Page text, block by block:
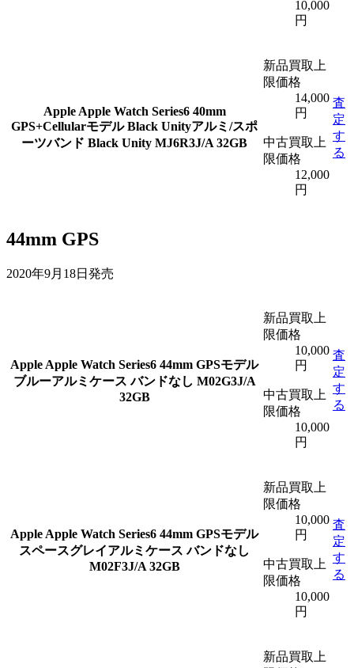
10,000
円
Apple Apple Watch Series6 40mm
GPS+Cellularモデル Black Unityアルミ/スポ
ーツバンド Black Unity MJ6R3J/A 32GB
新品買取上
限価格
14,000
円
中古買取上
限価格
12,000
円
査
定
す
る
44mm GPS
2020年9月18日発売
Apple Apple Watch Series6 44mm GPSモデル
ブルーアルミケース バンドなし M02G3J/A
32GB
新品買取上
限価格
10,000
円
中古買取上
限価格
10,000
円
査
定
す
る
Apple Apple Watch Series6 44mm GPSモデル
スペースグレイアルミケース バンドなし
M02F3J/A 32GB
新品買取上
限価格
10,000
円
中古買取上
限価格
10,000
円
査
定
す
る
新品買取上